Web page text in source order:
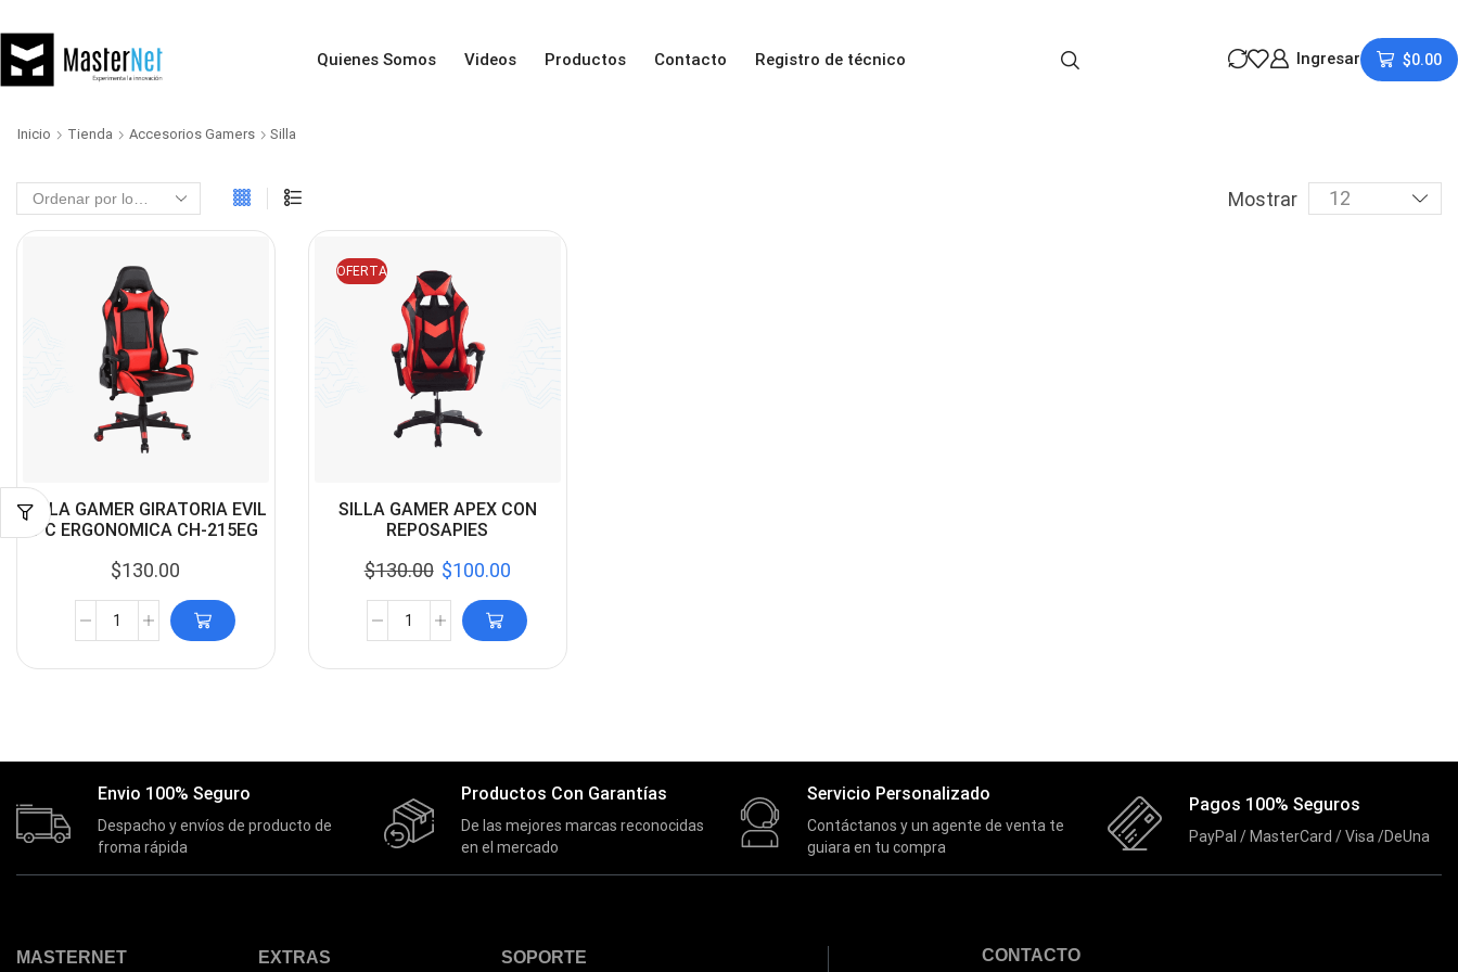
Quienes Somos Videos Productos Contacto Registro de técnico Ingresar $0.00
Inicio Tienda Accesorios Gamers Silla
Mostrar
SILLA GAMER GIRATORIA EVIL
PC ERGONOMICA CH-215EG
$130.00
OFERTA
SILLA GAMER APEX CON
REPOSAPIES
$130.00 $100.00
Envio 100% Seguro
Despacho y envíos de producto de
froma rápida
Productos Con Garantías
De las mejores marcas reconocidas
en el mercado
Servicio Personalizado
Contáctanos y un agente de venta te
guiara en tu compra
Pagos 100% Seguros
PayPal / MasterCard / Visa /DeUna
MASTERNET EXTRAS SOPORTE CONTACTO